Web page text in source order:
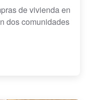
de vivienda en
dos comunidades